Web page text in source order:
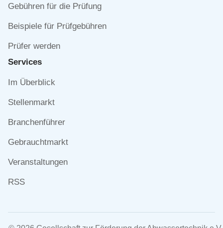
Gebühren für die Prüfung
Beispiele für Prüfgebühren
Prüfer werden
Services
Navigation
Im Überblick
Stellenmarkt
Branchenführer
Gebrauchtmarkt
Veranstaltungen
RSS